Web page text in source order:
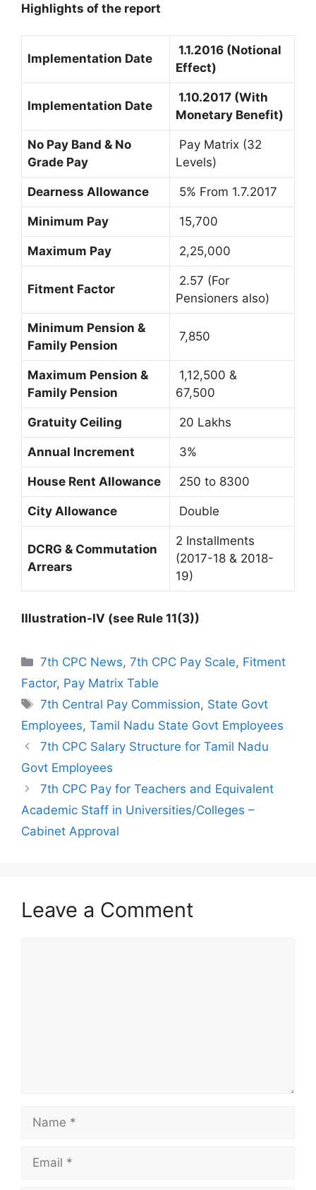
Highlights of the report
Implementation Date
1.1.2016 (Notional
Effect)
Implementation Date
1.10.2017 (With
Monetary Benefit)
No Pay Band & No
Grade Pay
Pay Matrix (32
Levels)
Dearness Allowance 5% From 1.7.2017
Minimum Pay 15,700
Maximum Pay 2,25,000
Fitment Factor
2.57 (For
Pensioners also)
Minimum Pension &
Family Pension
7,850
Maximum Pension &
Family Pension
1,12,500 &
67,500
Gratuity Ceiling 20 Lakhs
Annual Increment 3%
House Rent Allowance 250 to 8300
City Allowance Double
DCRG & Commutation
Arrears
2 Installments
(2017-18 & 2018-
19)
Illustration-IV (see Rule 11(3))
Categories
7th CPC News,7th CPC Pay Scale, Fitment
Factor, Pay Matrix Table
Tags
7th Central Pay Commission, State Govt
Employees, Tamil Nadu State Govt Employees
7th CPC Salary Structure for Tamil Nadu
Govt Employees
7th CPC Pay for Teachers and Equivalent
Academic Staff in Universities/Colleges –
Cabinet Approval
Leave a Comment